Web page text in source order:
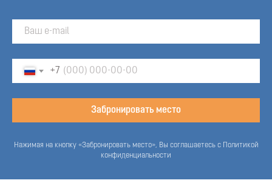
+7
Забронировать место
Нажимая на кнопку «Забронировать место», Вы соглашаетесь с Политикой
конфиденциальности